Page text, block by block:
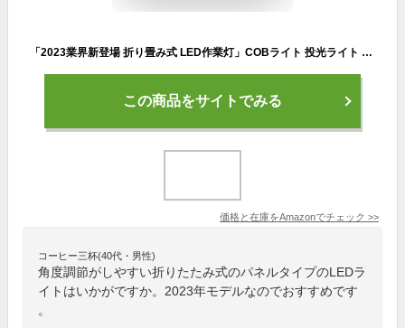
「2023業界新登場 折り畳み式 LED作業灯」COBライト 投光ライト ミニ投光器 超高輝度 小型 USB充電式 4つ点灯モード IPX4防水 軽量 緊急照明用 栓抜き 強力磁石付き カメラ用穴 ハンドストラップ付き 帽子に取り付け可能 アウトドア/作業用 キャンプ 登山 夜釣り 防災 停電 地震
この商品をサイトでみる
価格と在庫をAmazonでチェック >>
コーヒー三杯(40代・男性)
角度調節がしやすい折りたたみ式のパネルタイプのLEDラ
イトはいかがですか。2023年モデルなのでおすすめです
。